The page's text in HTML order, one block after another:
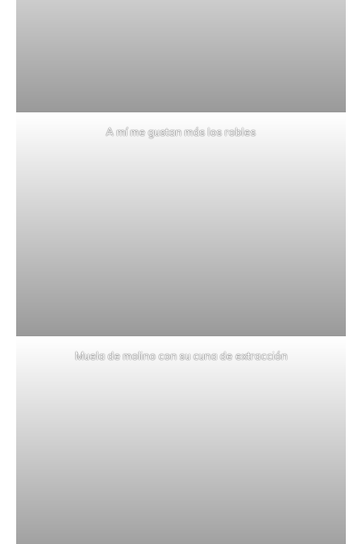
A mí me gustan más los robles
Muela de molino con su cuna de extracción